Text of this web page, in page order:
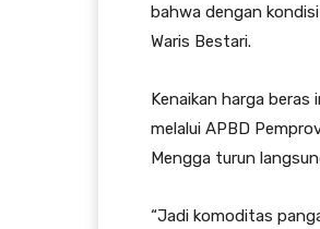
bahwa dengan
Waris Bestari.
Kenaikan harga
melalui APBD
Mengga turun
“Jadi komoditas